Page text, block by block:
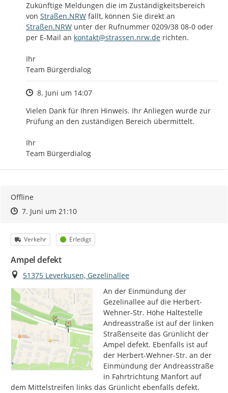
Zukünftige Meldungen die im Zuständigkeitsbereich
von http://
Straßen.NRW fällt, können Sie direkt an
Straßen.NRW unter der Rufnummer 0209/38 08-0 oder
per E-Mail an kontakt@strassen.nrw.de richten.
Ihr
Team Bürgerdialog
Zeitpunkt des Erstellens
8. Juni um 14:07
Vielen Dank für Ihren Hinweis. Ihr Anliegen wurde zur
Prüfung an den zuständigen Bereich übermittelt.
Ihr
Team Bürgerdialog
Offline
Zeitpunkt des Erstellens
Zeitpunkt des Erstellens
7. Juni um 21:10Zur Äußerung
Kategorie
Verkehr Status
Erledigt
Ampel defekt
Ort
51375 Leverkusen, Gezelinallee
An der Einmündung der
Gezelinallee auf die Herbert-
Wehner-Str. Höhe Haltestelle
Andreasstraße ist auf der linken
Straßenseite das Grünlicht der
Ampel defekt. Ebenfalls ist auf
der Herbert-Wehner-Str. an der
Einmündung der Andreasstraße
in Fahrtrichtung Manfort auf
dem Mittelstreifen links das Grünlicht ebenfalls defekt.